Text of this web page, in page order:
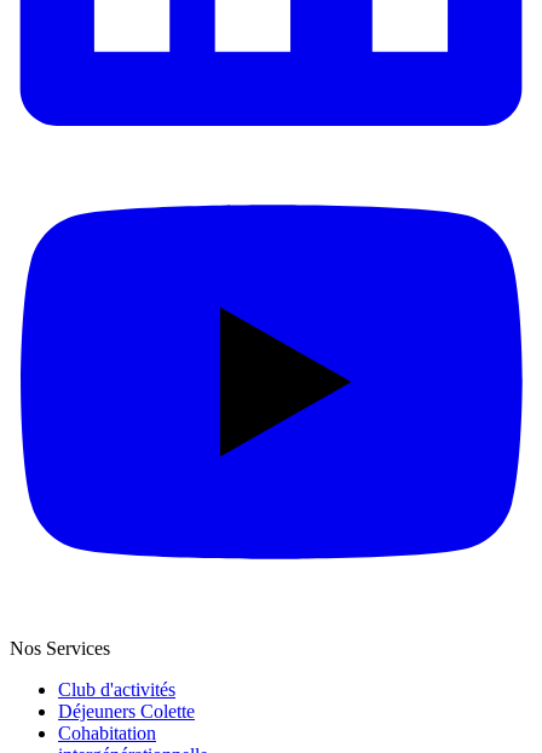
Nos Services
Club d'activités
Déjeuners Colette
Cohabitation